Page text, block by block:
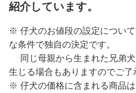
紹介しています。
※ 仔犬のお値段の設定につい
な条件で独自の決定です。
同じ母親から生まれた兄弟
生じる場合もありますのでご了
※ 仔犬の価格に含まれる商品